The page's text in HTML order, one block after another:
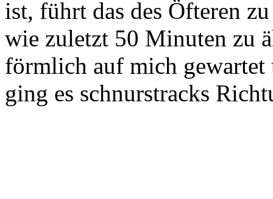
ist, führt das des Öfteren
wie zuletzt 50 Minuten zu
förmlich auf mich
ging es schnurstracks